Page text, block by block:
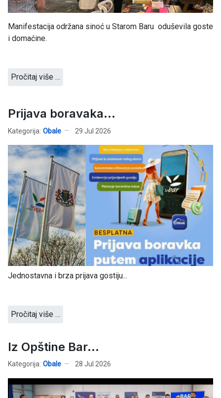
Manifestacija održana sinoć u Starom Baru oduševila goste
i domaćine.
Pročitaj više …
Prijava boravaka...
Kategorija: Obale 29 Jul 2026
Jednostavna i brza prijava gostiju...
Pročitaj više …
Iz Opštine Bar...
Kategorija: Obale 28 Jul 2026